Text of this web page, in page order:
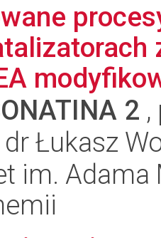
2
Łukasz
im.